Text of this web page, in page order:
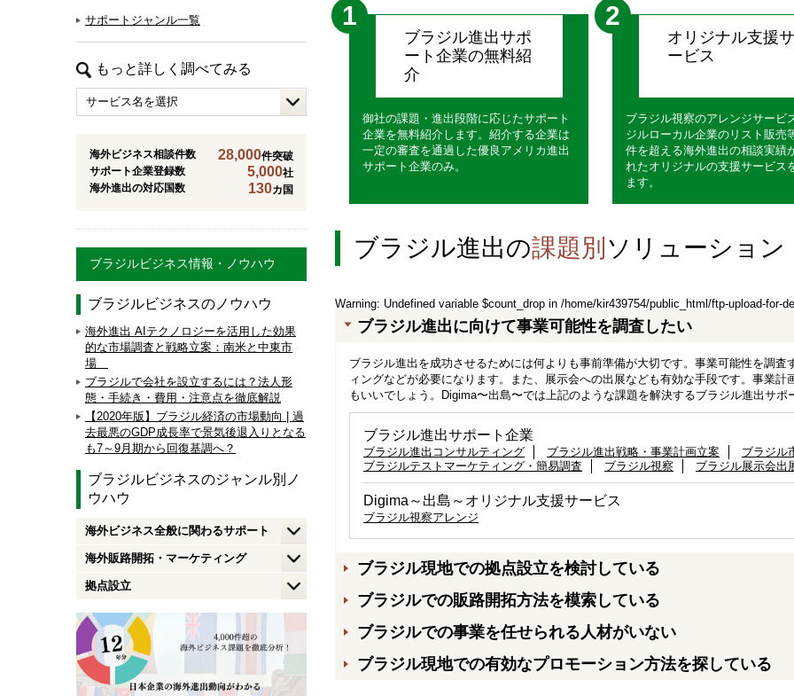
1
ブラジル進出サポ
ート企業の無料紹
介
御社の課題・進出段階に応じたサポート
企業を無料紹介します。紹介する企業は
一定の審査を通過した優良アメリカ進出
サポート企業のみ。
2
オリジナル支援サ
ービス
ブラジル視察のアレンジサービ
ジルローカル企業のリスト販売
件を超える海外進出の相談実績
れたオリジナルの支援サービス
ます。
ブラジル進出の課題別 ソリューション
Warning: Undefined variable $count_drop in /home/kir439754/public_html/ftp-upload-for-
ブラジル進出に向けて事業可能性を調査したい
ブラジル進出を成功させるためには何よりも事前準備が大切です。事業可能性を調
ィングなどが必要になります。また、展示会への出展なども有効な手段です。事業
もいいでしょう。Digima〜出島〜では上記のような課題を解決するブラジル進出サ
ブラジル進出サポート企業
ブラジル進出コンサルティング ブラジル進出戦略・事業計画立案
ブラジル
ブラジルテストマーケティング・簡易調査
ブラジル視察 ブラジル展示会出
Digima～出島～オリジナル支援サービス
ブラジル視察アレンジ
ブラジル現地での拠点設立を検討している
ブラジルでの販路開拓方法を模索している
ブラジルでの事業を任せられる人材がいない
ブラジル現地での有効なプロモーション方法を探している
サポートジャンル一覧
もっと詳しく調べてみる
海外ビジネス相談件数 28,000件突破
サポート企業登録数
5,000社
海外進出の対応国数
130カ国
ブラジルビジネス情報・ノウハウ
ブラジルビジネスのノウハウ
海外進出 AIテクノロジーを活用した効果
的な市場調査と戦略立案：南米と中東市
場
ブラジルで会社を設立するには？法人形
態・手続き・費用・注意点を徹底解説
【2020年版】ブラジル経済の市場動向 | 過
去最悪のGDP成長率で景気後退入りとなる
も7～9月期から回復基調へ？
ブラジルビジネスのジャンル別ノ
ウハウ
海外ビジネス全般に関わるサポート
海外販路開拓・マーケティング
拠点設立